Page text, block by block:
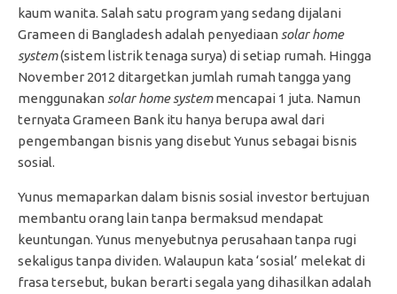
kaum wanita. Salah satu program yang sedang dijalani
Grameen di Bangladesh adalah penyediaan solar home
system(sistem listrik tenaga surya) di setiap rumah. Hingga
November 2012 ditargetkan jumlah rumah tangga yang
menggunakan solar home systemmencapai 1 juta. Namun
ternyata Grameen Bank itu hanya berupa awal dari
pengembangan bisnis yang disebut Yunus sebagai bisnis
sosial.
Yunus memaparkan dalam bisnis sosial investor bertujuan
membantu orang lain tanpa bermaksud mendapat
keuntungan. Yunus menyebutnya perusahaan tanpa rugi
sekaligus tanpa dividen. Walaupun kata ‘sosial’ melekat di
frasa tersebut, bukan berarti segala yang dihasilkan adalah